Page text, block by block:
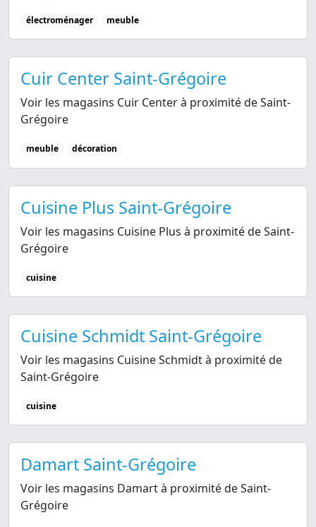
électroménager meuble
Cuir Center Saint-Grégoire
Voir les magasins Cuir Center à proximité de Saint-
Grégoire
meuble décoration
Cuisine Plus Saint-Grégoire
Voir les magasins Cuisine Plus à proximité de Saint-
Grégoire
cuisine
Cuisine Schmidt Saint-Grégoire
Voir les magasins Cuisine Schmidt à proximité de
Saint-Grégoire
cuisine
Damart Saint-Grégoire
Voir les magasins Damart à proximité de Saint-
Grégoire